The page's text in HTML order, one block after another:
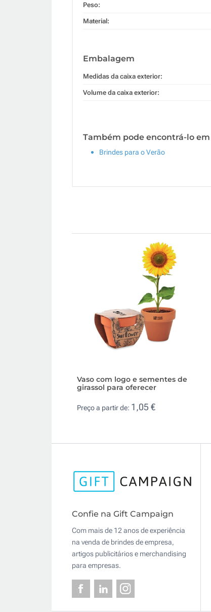
Peso:
Material:
Embalagem
Medidas da caixa exterior:
Volume da caixa exterior:
Também pode encontrá-lo em
Brindes para o Verão
Vaso com logo e sementes de
girassol para oferecer
Preço a partir de: 1,05 €
Confie na Gift Campaign
Com mais de 12 anos de experiência
na venda de brindes de empresa,
artigos publicitários e merchandising
para empresas.